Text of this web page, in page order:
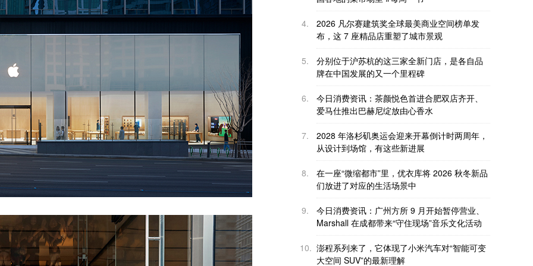
4.
2026 凡尔赛建筑奖全球最美商业空间榜单发
布，这 7 座精品店重塑了城市景观
5.
分别位于沪苏杭的这三家全新门店，是各自品
牌在中国发展的又一个里程碑
6.
今日消费资讯：茶颜悦色首进合肥双店齐开、
爱马仕推出巴赫尼绽放由心香水
7.
2028 年洛杉矶奥运会迎来开幕倒计时两周年，
从设计到场馆，有这些新进展
8.
在一座“微缩都市”里，优衣库将 2026 秋冬新品
们放进了对应的生活场景中
9.
今日消费资讯：广州方所 9 月开始暂停营业、
Marshall 在成都带来“守住现场”音乐文化活动
10. 澎程系列来了，它体现了小米汽车对“智能可变
大空间 SUV”的最新理解